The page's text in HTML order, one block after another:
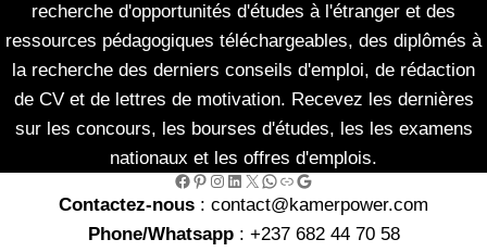
recherche d'opportunités d'études à l'étranger et des
ressources pédagogiques téléchargeables, des diplômés à
la recherche des derniers conseils d'emploi, de rédaction
de CV et de lettres de motivation. Recevez les dernières
sur les concours, les bourses d'études, les les examens
nationaux et les offres d'emplois.
Facebook Pinterest Instagram LinkedIn X WhatsApp Link Google
Contactez-nous : contact@kamerpower.com
Phone/Whatsapp: +237 682 44 70 58